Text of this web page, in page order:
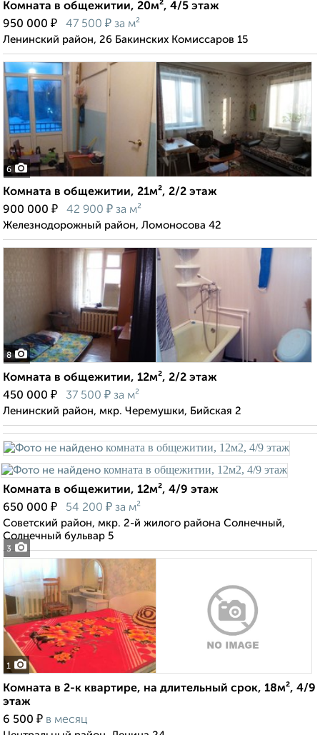
Комната в общежитии, 20м², 4/5 этаж
950 000 ₽ 47 500 ₽ за м²
Ленинский район, 26 Бакинских Комиссаров 15
6
Комната в общежитии, 21м², 2/2 этаж
900 000 ₽ 42 900 ₽ за м²
Железнодорожный район, Ломоносова 42
8
Комната в общежитии, 12м², 2/2 этаж
450 000 ₽ 37 500 ₽ за м²
Ленинский район, мкр. Черемушки, Бийская 2
3
Комната в общежитии, 12м², 4/9 этаж
650 000 ₽ 54 200 ₽ за м²
Советский район, мкр. 2-й жилого района Солнечный,
Солнечный бульвар 5
1
Комната в 2-к квартире, на длительный срок, 18м², 4/9
этаж
6 500 ₽ в месяц